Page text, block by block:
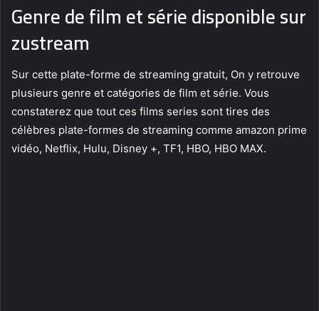
Genre de film et série disponible sur
zustream
Sur cette plate-forme de streaming gratuit, On y retrouve
plusieurs genre et catégories de film et série. Vous
constaterez que tout ces films series sont tires des
célèbres plate-formes de streaming comme amazon prime
vidéo, Netflix, Hulu, Disney +, TF1, HBO, HBO MAX.